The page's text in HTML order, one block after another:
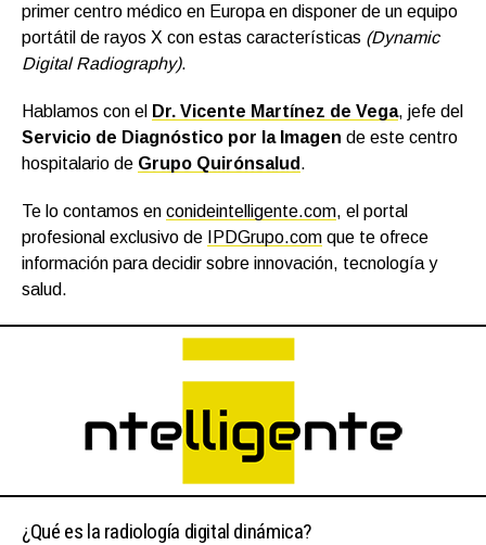
primer centro médico en Europa en disponer de un equipo
portátil de rayos X con estas características (Dynamic
Digital Radiography).
Hablamos con el Dr. Vicente Martínez de Vega, jefe del
Servicio de Diagnóstico por la Imagen de este centro
hospitalario de Grupo Quirónsalud .
Te lo contamos en conideintelligente.com, el portal
profesional exclusivo de
IPDGrupo.com que te ofrece
información para decidir sobre innovación, tecnología y
salud.
¿Qué es la radiología digital dinámica?